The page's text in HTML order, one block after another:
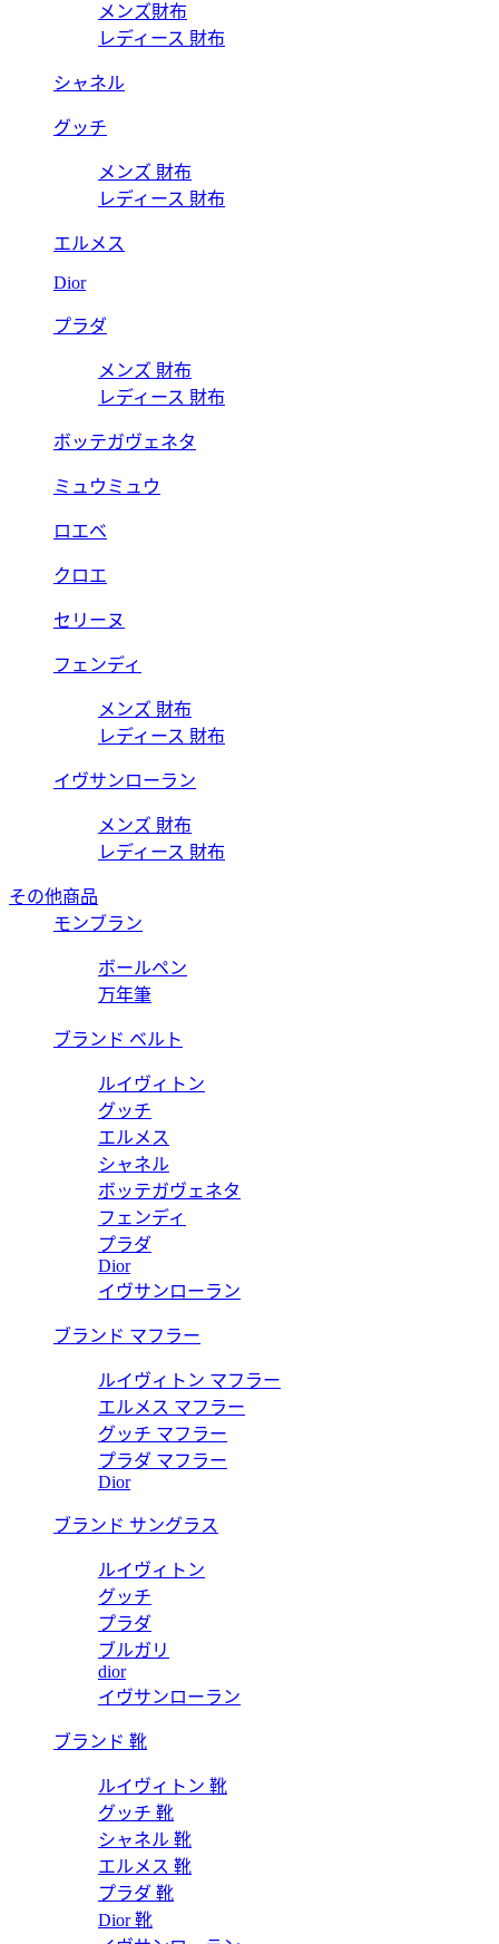
メンズ財布
レディース 財布
シャネル
グッチ
メンズ 財布
レディース 財布
エルメス
Dior
プラダ
メンズ 財布
レディース 財布
ボッテガヴェネタ
ミュウミュウ
ロエベ
クロエ
セリーヌ
フェンディ
メンズ 財布
レディース 財布
イヴサンローラン
メンズ 財布
レディース 財布
その他商品
モンブラン
ボールペン
万年筆
ブランド ベルト
ルイヴィトン
グッチ
エルメス
シャネル
ボッテガヴェネタ
フェンディ
プラダ
Dior
イヴサンローラン
ブランド マフラー
ルイヴィトン マフラー
エルメス マフラー
グッチ マフラー
プラダ マフラー
Dior
ブランド サングラス
ルイヴィトン
グッチ
プラダ
ブルガリ
dior
イヴサンローラン
ブランド 靴
ルイヴィトン 靴
グッチ 靴
シャネル 靴
エルメス 靴
プラダ 靴
Dior 靴